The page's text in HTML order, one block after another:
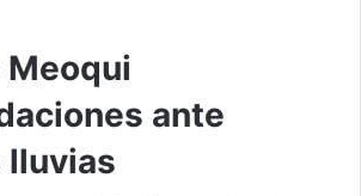
Meoqui
ante
lluvias